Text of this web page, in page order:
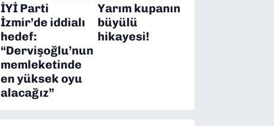
İYİ Parti
İzmir’de iddialı
hedef:
“Dervişoğlu’nun
memleketinde
en yüksek oyu
alacağız”
Yarım kupanın
büyülü
hikayesi!